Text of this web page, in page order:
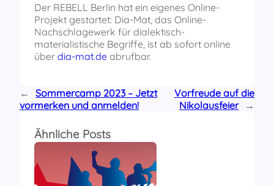
Der REBELL Berlin hat ein eigenes Online-
Projekt gestartet: Dia-Mat, das Online-
Nachschlagewerk für dialektisch-
materialistische Begriffe, ist ab sofort online
über dia-mat.de abrufbar.
←
Sommercamp 2023 – Jetzt
vormerken und anmelden!
Vorfreude auf die
Nikolausfeier
→
Ähnliche Posts